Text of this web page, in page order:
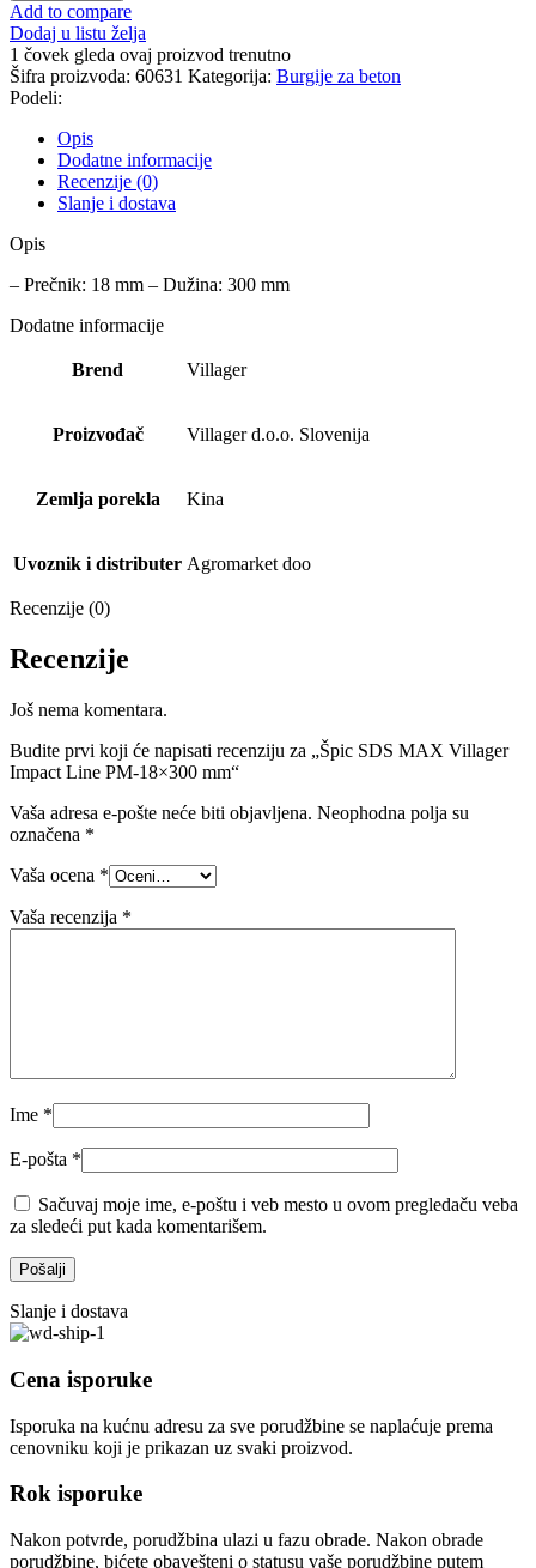
Add to compare
Dodaj u listu želja
1 čovek gleda ovaj proizvod trenutno
Šifra proizvoda: 60631 Kategorija: Burgije za beton
Podeli:
Opis
Dodatne informacije
Recenzije (0)
Slanje i dostava
Opis
– Prečnik: 18 mm – Dužina: 300 mm
Dodatne informacije
Brend Villager
Proizvođač Villager d.o.o. Slovenija
Zemlja porekla Kina
Uvoznik i distributer Agromarket doo
Recenzije (0)
Recenzije
Još nema komentara.
Budite prvi koji će napisati recenziju za „Špic SDS MAX Villager
Impact Line PM-18×300 mm“
Vaša adresa e-pošte neće biti objavljena. Neophodna polja su
označena *
Vaša ocena *
Vaša recenzija *
Ime *
E-pošta *
Sačuvaj moje ime, e-poštu i veb mesto u ovom pregledaču veba
za sledeći put kada komentarišem.
Slanje i dostava
Cena isporuke
Isporuka na kućnu adresu za sve porudžbine se naplaćuje prema
cenovniku koji je prikazan uz svaki proizvod.
Rok isporuke
Nakon potvrde, porudžbina ulazi u fazu obrade. Nakon obrade
porudžbine, bićete obavešteni o statusu vaše porudžbine putem